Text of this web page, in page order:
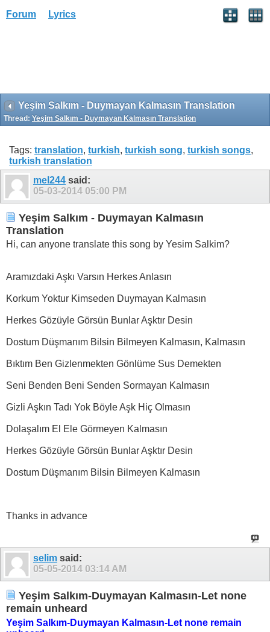
Forum Lyrics
Yeşim Salkım - Duymayan Kalmasın Translation
Thread: Yeşim Salkım - Duymayan Kalmasın Translation
Tags: translation, turkish, turkish song, turkish songs,
turkish translation
mel244 said:
05-03-2014 05:00 PM
Yeşim Salkım - Duymayan Kalmasın
Translation
Hi, can anyone translate this song by Yesim Salkim?
Aramızdaki Aşkı Varsın Herkes Anlasın
Korkum Yoktur Kimseden Duymayan Kalmasın
Herkes Gözüyle Görsün Bunlar Aşktır Desin
Dostum Düşmanım Bilsin Bilmeyen Kalmasın, Kalmasın
Bıktım Ben Gizlenmekten Gönlüme Sus Demekten
Seni Benden Beni Senden Sormayan Kalmasın
Gizli Aşkın Tadı Yok Böyle Aşk Hiç Olmasın
Dolaşalım El Ele Görmeyen Kalmasın
Herkes Gözüyle Görsün Bunlar Aşktır Desin
Dostum Düşmanım Bilsin Bilmeyen Kalmasın
Thanks in advance
selim said:
05-05-2014 03:14 AM
Yeşim Salkım-Duymayan Kalmasın-Let none
remain unheard
Yeşim Salkım-Duymayan Kalmasın-Let none remain